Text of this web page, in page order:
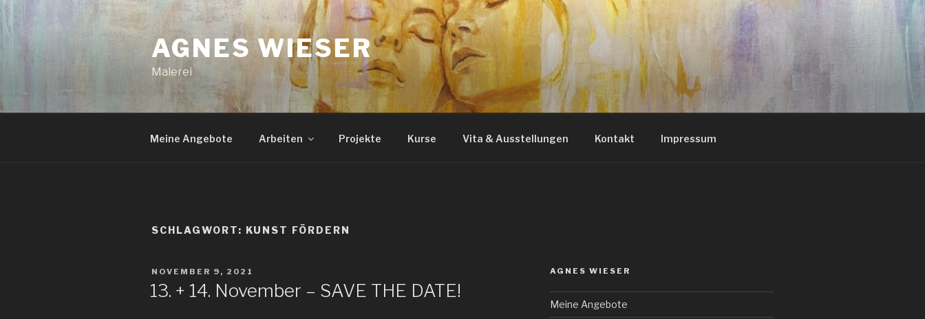
Zum
Inhalt
springen
AGNES WIESER
Malerei
Meine Angebote Arbeiten Projekte Kurse Vita & Ausstellungen Kontakt Impressum
SCHLAGWORT: KUNST FÖRDERN
VERÖFFENTLICHT
NOVEMBER 9, 2021
13. + 14. November – SAVE THE DATE!
AGNES WIESER
Meine Angebote